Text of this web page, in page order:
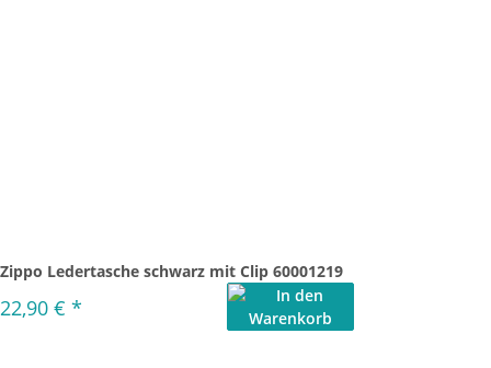
Zippo Ledertasche schwarz mit Clip 60001219
22,90 € *